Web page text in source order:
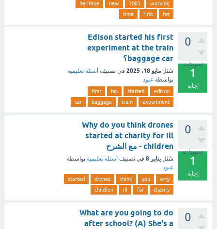
working
2001
new
heritage
for
first
time
0
تصويتات
1
إجابة
Edison started his first
experiment at the train
baggage car؟
سُئل مايو 18، 2025 في تصنيف أسئلة تعليمية
بواسطة عبود
edison
started
his
first
experiment
train
baggage
car
0
تصويتات
1
إجابة
Why do you think drones
started at charity for ill
children - مع الشرح
سُئل يناير 8 في تصنيف أسئلة تعليمية بواسطة
عبود
why
you
think
drones
started
charity
for
ill
children
0
What are you going to do
after school? (A) She's a